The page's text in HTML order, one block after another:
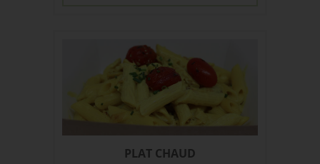
PLAT CHAUD